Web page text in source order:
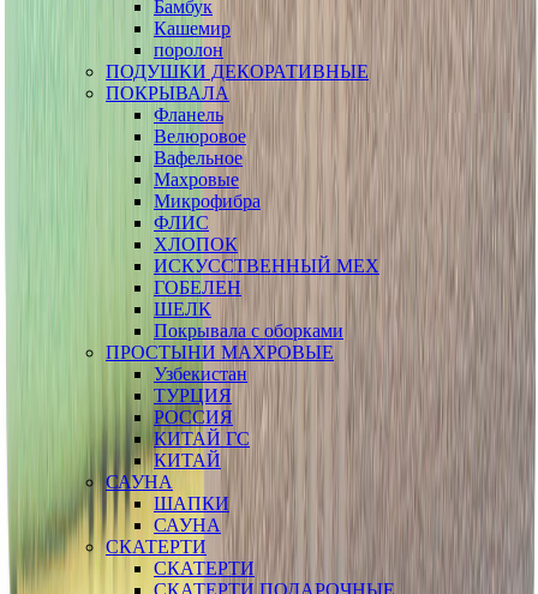
Бамбук
Кашемир
поролон
ПОДУШКИ ДЕКОРАТИВНЫЕ
ПОКРЫВАЛА
Фланель
Велюровое
Вафельное
Махровые
Микрофибра
ФЛИС
ХЛОПОК
ИСКУССТВЕННЫЙ МЕХ
ГОБЕЛЕН
ШЕЛК
Покрывала с оборками
ПРОСТЫНИ МАХРОВЫЕ
Узбекистан
ТУРЦИЯ
РОССИЯ
КИТАЙ ГС
КИТАЙ
САУНА
ШАПКИ
САУНА
СКАТЕРТИ
СКАТЕРТИ